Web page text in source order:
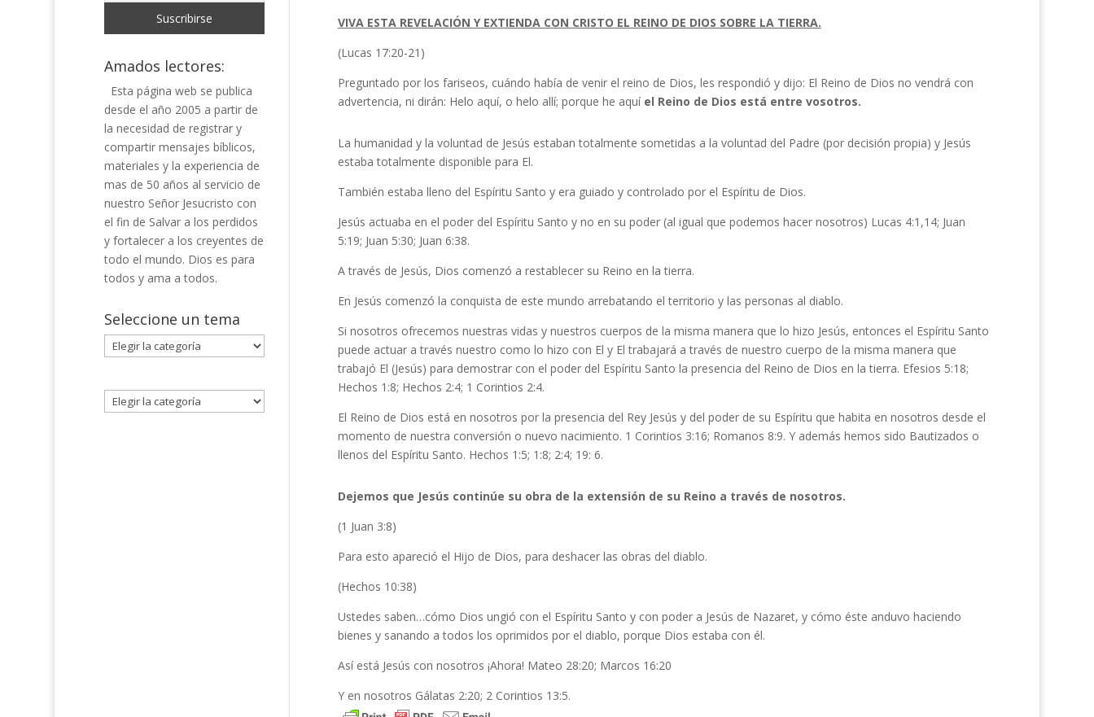
VIVA ESTA REVELACIÓN Y EXTIENDA CON CRISTO EL REINO DE DIOS SOBRE LA TIERRA.
(Lucas 17:20-21)
Preguntado por los fariseos, cuándo había de venir el reino de Dios, les respondió y dijo: El Reino de Dios no vendrá con
advertencia, ni dirán: Helo aquí, o helo allí; porque he aquí el Reino de Dios está entre vosotros.
La humanidad y la voluntad de Jesús estaban totalmente sometidas a la voluntad del Padre (por decisión propia) y Jesús
estaba totalmente disponible para El.
También estaba lleno del Espíritu Santo y era guiado y controlado por el Espíritu de Dios.
Jesús actuaba en el poder del Espíritu Santo y no en su poder (al igual que podemos hacer nosotros) Lucas 4:1,14; Juan
5:19; Juan 5:30; Juan 6:38.
A través de Jesús, Dios comenzó a restablecer su Reino en la tierra.
En Jesús comenzó la conquista de este mundo arrebatando el territorio y las personas al diablo.
Si nosotros ofrecemos nuestras vidas y nuestros cuerpos de la misma manera que lo hizo Jesús, entonces el Espíritu Santo
puede actuar a través nuestro como lo hizo con El y El trabajará a través de nuestro cuerpo de la misma manera que
trabajó El (Jesús) para demostrar con el poder del Espíritu Santo la presencia del Reino de Dios en la tierra. Efesios 5:18;
Hechos 1:8; Hechos 2:4; 1 Corintios 2:4.
El Reino de Dios está en nosotros por la presencia del Rey Jesús y del poder de su Espíritu que habita en nosotros desde el
momento de nuestra conversión o nuevo nacimiento. 1 Corintios 3:16; Romanos 8:9. Y además hemos sido Bautizados o
llenos del Espíritu Santo. Hechos 1:5; 1:8; 2:4; 19: 6.
Dejemos que Jesús continúe su obra de la extensión de su Reino a través de nosotros.
(1 Juan 3:8)
Para esto apareció el Hijo de Dios, para deshacer las obras del diablo.
(Hechos 10:38)
Ustedes saben…cómo Dios ungió con el Espíritu Santo y con poder a Jesús de Nazaret, y cómo éste anduvo haciendo
bienes y sanando a todos los oprimidos por el diablo, porque Dios estaba con él.
Así está Jesús con nosotros ¡Ahora! Mateo 28:20; Marcos 16:20
Y en nosotros Gálatas 2:20; 2 Corintios 13:5.
Amados lectores:
Esta página web se publica
desde el año 2005 a partir de
la necesidad de registrar y
compartir mensajes bíblicos,
materiales y la experiencia de
mas de 50 años al servicio de
nuestro Señor Jesucristo con
el fin de Salvar a los perdidos
y fortalecer a los creyentes de
todo el mundo. Dios es para
todos y ama a todos.
Seleccione un tema
Seleccione
un